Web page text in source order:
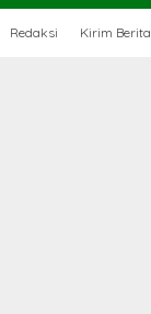
Redaksi Kirim Berita